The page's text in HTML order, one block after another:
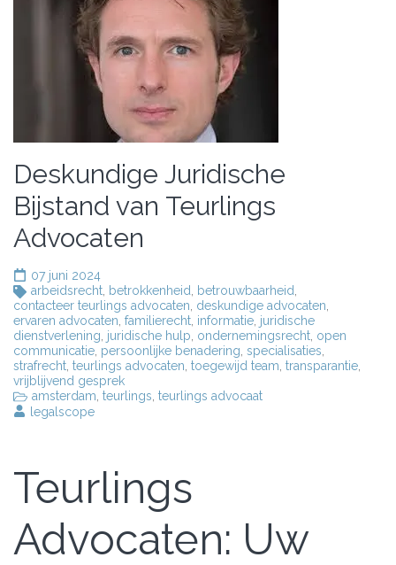
Deskundige Juridische
Bijstand van Teurlings
Advocaten
07 juni 2024
arbeidsrecht betrokkenheid betrouwbaarheid
contacteer teurlings advocaten deskundige advocaten
ervaren advocaten familierecht informatie juridische
dienstverlening juridische hulp ondernemingsrecht open
communicatie persoonlijke benadering specialisaties
strafrecht teurlings advocaten toegewijd team transparantie
vrijblijvend gesprek
amsterdam teurlings teurlings advocaat
legalscope
Teurlings
Advocaten: Uw